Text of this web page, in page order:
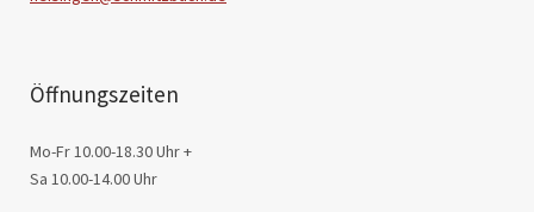
Öffnungszeiten
Mo-Fr 10.00-18.30 Uhr +
Sa 10.00-14.00 Uhr